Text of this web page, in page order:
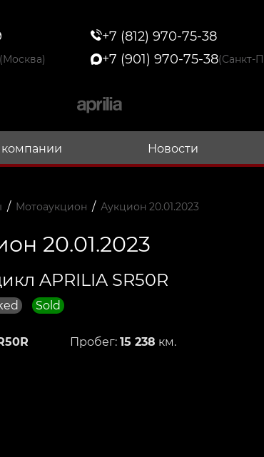
(Москва)
+7 (812) 970-75-38
+7 (901) 970-75-38(Санкт-
Новости
/ Мотоаукцион / Аукцион 20.01.2023
20.01.2023
APRILIA SR50R
Sold
Пробег: 15 238 км.